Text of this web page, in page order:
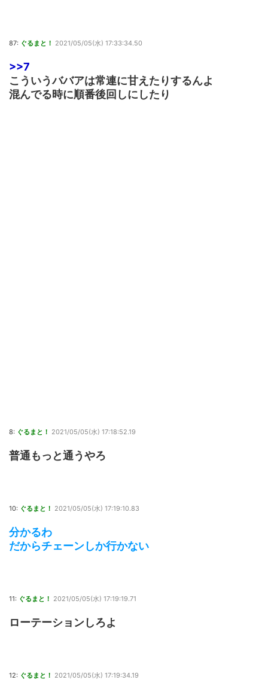
87: ぐるまと！ 2021/05/05(水) 17:33:34.50
>>7
こういうババアは常連に甘えたりするんよ
混んでる時に順番後回しにしたり
8: ぐるまと！ 2021/05/05(水) 17:18:52.19
普通もっと通うやろ
10: ぐるまと！ 2021/05/05(水) 17:19:10.83
分かるわ
だからチェーンしか行かない
11: ぐるまと！ 2021/05/05(水) 17:19:19.71
ローテーションしろよ
12: ぐるまと！ 2021/05/05(水) 17:19:34.19